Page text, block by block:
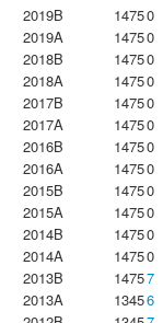
2019B
14750
2019A
14750
2018B
14750
2018A
14750
2017B
14750
2017A
14750
2016B
14750
2016A
14750
2015B
14750
2015A
14750
2014B
14750
2014A
14750
2013B
14757
2013A
13456